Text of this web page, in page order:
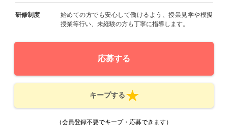
研修制度
始めての方でも安心して働けるよう、授業見学や模擬
授業等行い、未経験の方も丁寧に指導します。
応募する
キープする
（会員登録不要でキープ・応募できます）